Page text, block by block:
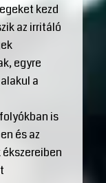
kezd
az irritáló
egyre
a
is
és az